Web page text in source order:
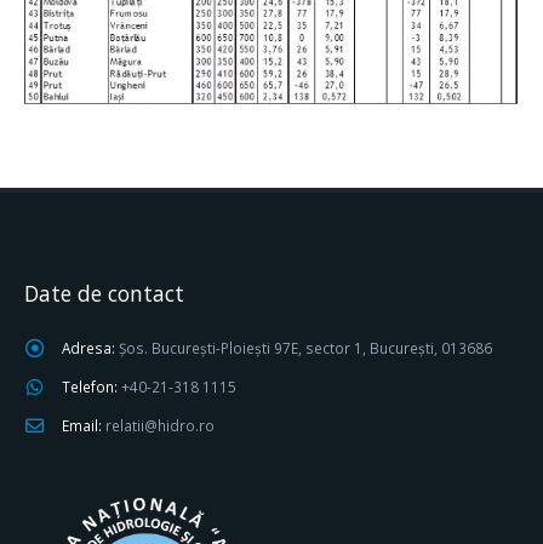
Date de contact
Adresa: Șos. București-Ploiești 97E, sector 1, București, 013686
Telefon: +40-21-318 1115
Email: relatii@hidro.ro